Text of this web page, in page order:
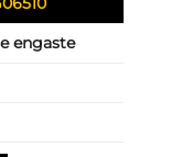
engaste